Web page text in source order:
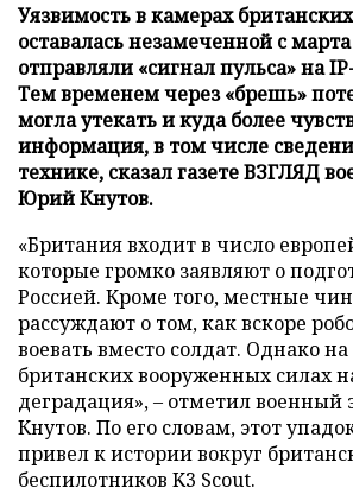
Уязвимость в камерах
оставалась незамеченной с марта
отправляли «сигнал пульса» на
Тем временем через «брешь»
могла утекать и куда более
информация, в том числе
технике, сказал газете ВЗГЛЯД
Юрий Кнутов.
«Британия входит в число
которые громко заявляют о
Россией. Кроме того, местные
рассуждают о том, как вскоре
воевать вместо солдат. Однако на
британских вооруженных силах
деградация», – отметил
Кнутов. По его словам, этот
привел к истории вокруг
беспилотников K3 Scout.